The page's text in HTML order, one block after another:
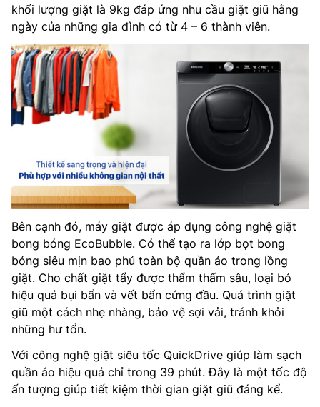
khối lượng giặt là 9kg đáp ứng nhu cầu giặt giũ hằng
ngày của những gia đình có từ 4 – 6 thành viên.
Bên cạnh đó, máy giặt được áp dụng công nghệ giặt
bong bóng EcoBubble. Có thể tạo ra lớp bọt bong
bóng siêu mịn bao phủ toàn bộ quần áo trong lồng
giặt. Cho chất giặt tẩy được thẩm thấm sâu, loại bỏ
hiệu quả bụi bẩn và vết bẩn cứng đầu. Quá trình giặt
giũ một cách nhẹ nhàng, bảo vệ sợi vải, tránh khỏi
những hư tổn.
Với công nghệ giặt siêu tốc QuickDrive giúp làm sạch
quần áo hiệu quả chỉ trong 39 phút. Đây là một tốc độ
ấn tượng giúp tiết kiệm thời gian giặt giũ đáng kể.